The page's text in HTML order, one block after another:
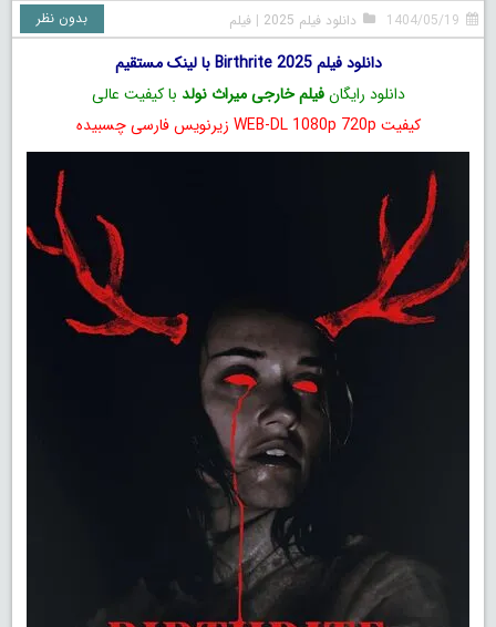
1404/05/19 دانلود فیلم 2025 |فیلم بدون نظر
دانلود فیلم Birthrite 2025 با لینک مستقیم
دانلود رایگانفیلم خارجی میراث نولد با کیفیت عالی
کیفیت WEB-DL 1080p 720p زیرنویس فارسی چسبیده